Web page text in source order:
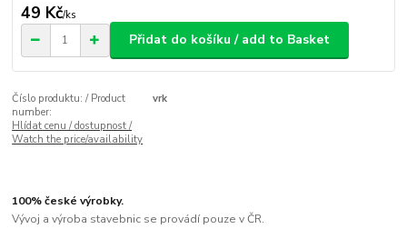
49 Kč/ks
Přidat do košíku / add to Basket
Číslo produktu: / Product
number:
vrk
Hlídat cenu / dostupnost /
Watch the price/availability
100% české výrobky.
Vývoj a výroba stavebnic se provádí pouze v ČR.